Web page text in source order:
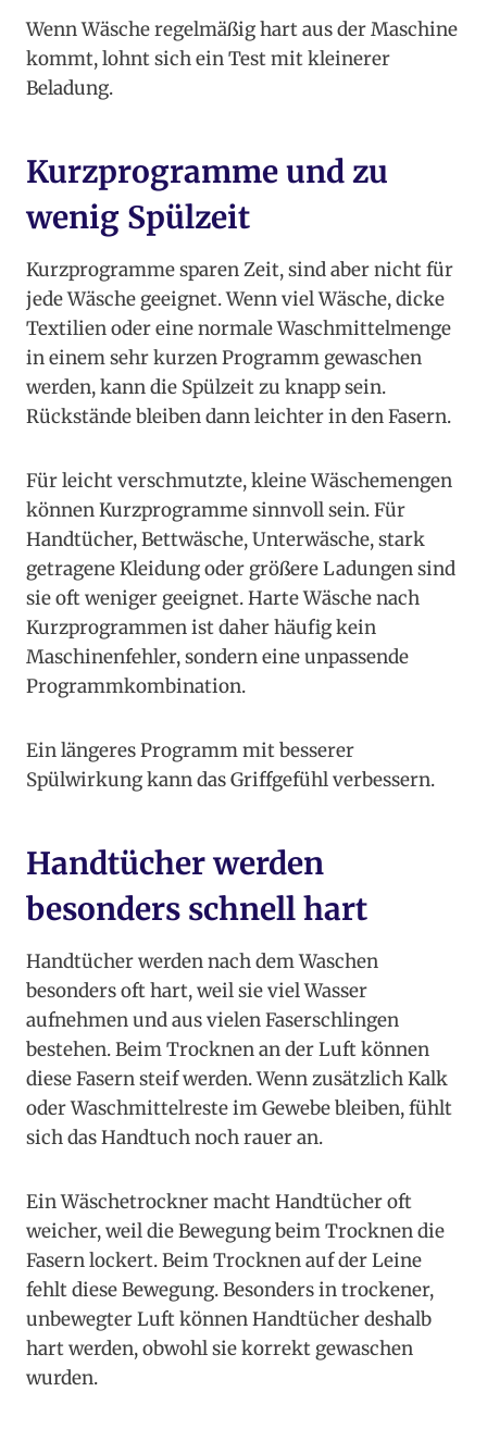
Wenn Wäsche regelmäßig hart aus der Maschine
kommt, lohnt sich ein Test mit kleinerer
Beladung.
Kurzprogramme und zu
wenig Spülzeit
Kurzprogramme sparen Zeit, sind aber nicht für
jede Wäsche geeignet. Wenn viel Wäsche, dicke
Textilien oder eine normale Waschmittelmenge
in einem sehr kurzen Programm gewaschen
werden, kann die Spülzeit zu knapp sein.
Rückstände bleiben dann leichter in den Fasern.
Für leicht verschmutzte, kleine Wäschemengen
können Kurzprogramme sinnvoll sein. Für
Handtücher, Bettwäsche, Unterwäsche, stark
getragene Kleidung oder größere Ladungen sind
sie oft weniger geeignet. Harte Wäsche nach
Kurzprogrammen ist daher häufig kein
Maschinenfehler, sondern eine unpassende
Programmkombination.
Ein längeres Programm mit besserer
Spülwirkung kann das Griffgefühl verbessern.
Handtücher werden
besonders schnell hart
Handtücher werden nach dem Waschen
besonders oft hart, weil sie viel Wasser
aufnehmen und aus vielen Faserschlingen
bestehen. Beim Trocknen an der Luft können
diese Fasern steif werden. Wenn zusätzlich Kalk
oder Waschmittelreste im Gewebe bleiben, fühlt
sich das Handtuch noch rauer an.
Ein Wäschetrockner macht Handtücher oft
weicher, weil die Bewegung beim Trocknen die
Fasern lockert. Beim Trocknen auf der Leine
fehlt diese Bewegung. Besonders in trockener,
unbewegter Luft können Handtücher deshalb
hart werden, obwohl sie korrekt gewaschen
wurden.